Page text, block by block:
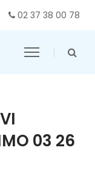
02 37 38 00 78
03 26